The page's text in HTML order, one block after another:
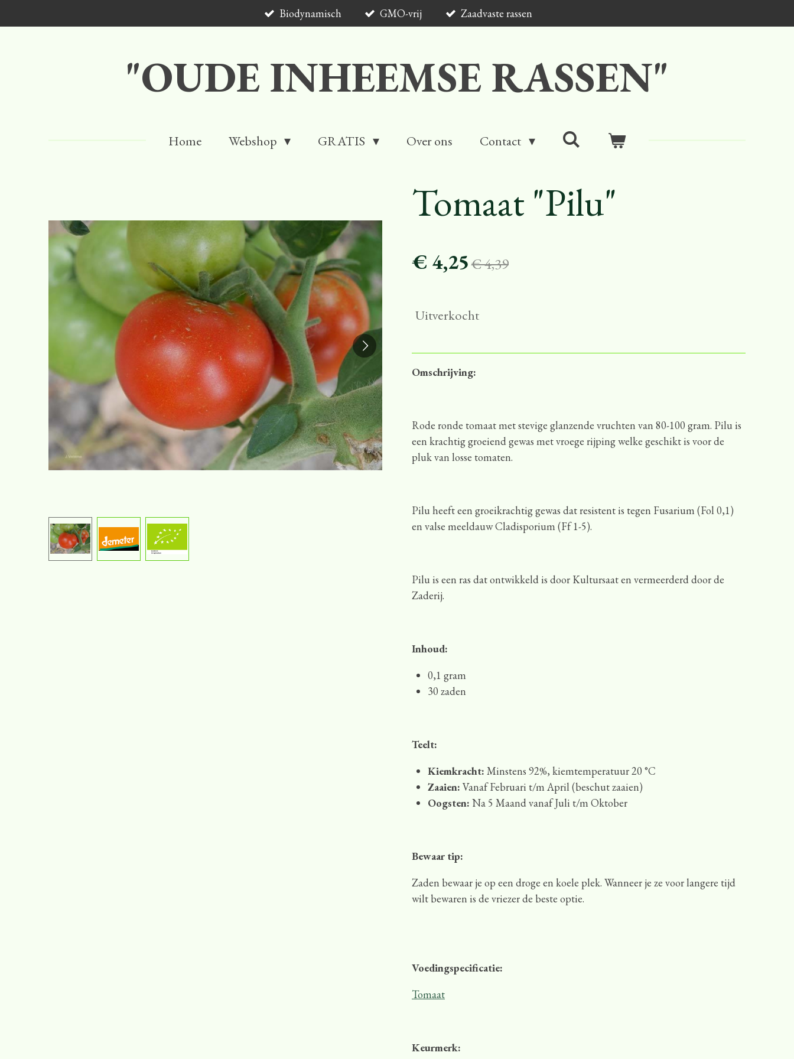
direct
Biodynamisch GMO-vrij Zaadvaste rassen
"OUDE INHEEMSE RASSEN"
Home Webshop GRATIS Over ons Contact
Tomaat "Pilu"
€ 4,25€ 4,39
Uitverkocht
Omschrijving:
Rode ronde tomaat met stevige glanzende vruchten van 80-100 gram. Pilu is
een krachtig groeiend gewas met vroege rijping welke geschikt is voor de
pluk van losse tomaten.
Pilu heeft een groeikrachtig gewas dat resistent is tegen Fusarium (Fol 0,1)
en valse meeldauw Cladisporium (Ff 1-5).
Pilu is een ras dat ontwikkeld is door Kultursaat en vermeerderd door de
Zaderij.
Inhoud:
0,1 gram
30 zaden
Teelt:
Kiemkracht: Minstens 92%, kiemtemperatuur 20 °C
Zaaien: Vanaf Februari t/m April (beschut zaaien)
Oogsten: Na 5 Maand vanaf Juli t/m Oktober
Bewaar tip:
Zaden bewaar je op een droge en koele plek. Wanneer je ze voor langere tijd
wilt bewaren is de vriezer de beste optie.
Voedingspecificatie:
Tomaat
Keurmerk: